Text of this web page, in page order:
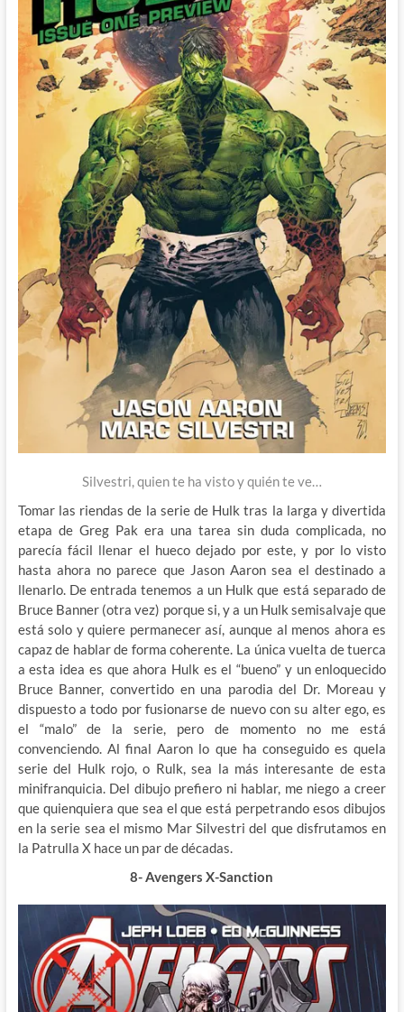
Silvestri, quien te ha visto y quién te ve…
Tomar las riendas de la serie de Hulk tras la larga y divertida
etapa de Greg Pak era una tarea sin duda complicada, no
parecía fácil llenar el hueco dejado por este, y por lo visto
hasta ahora no parece que Jason Aaron sea el destinado a
llenarlo. De entrada tenemos a un Hulk que está separado de
Bruce Banner (otra vez) porque si, y a un Hulk semisalvaje que
está solo y quiere permanecer así, aunque al menos ahora es
capaz de hablar de forma coherente. La única vuelta de tuerca
a esta idea es que ahora Hulk es el “bueno” y un enloquecido
Bruce Banner, convertido en una parodia del Dr. Moreau y
dispuesto a todo por fusionarse de nuevo con su alter ego, es
el “malo” de la serie, pero de momento no me está
convenciendo. Al final Aaron lo que ha conseguido es quela
serie del Hulk rojo, o Rulk, sea la más interesante de esta
minifranquicia. Del dibujo prefiero ni hablar, me niego a creer
que quienquiera que sea el que está perpetrando esos dibujos
en la serie sea el mismo Mar Silvestri del que disfrutamos en
la Patrulla X hace un par de décadas.
8- Avengers X-Sanction